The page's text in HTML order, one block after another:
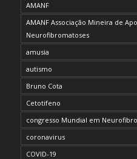
AMANF
AMANF Associação Mineira de
Neurofibromatoses
amusia
autismo
Bruno Cota
Cetotifeno
congresso Mundial em
coronavirus
COVID-19